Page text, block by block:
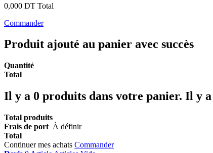
0,000 DT Total
Commander
Produit ajouté au panier avec succès
Quantité
Total
Il y a 0 produits dans votre panier. Il y
Total produits
Frais de port À définir
Total
Continuer mes achats Commander